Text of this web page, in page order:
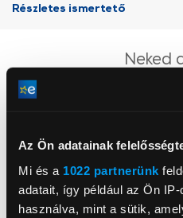
Az Ön adatainak
Mi és a 1022 partnerünk
adatait, így például az Ön
használva, mint a sütik,
Részletes ismertető
Neked